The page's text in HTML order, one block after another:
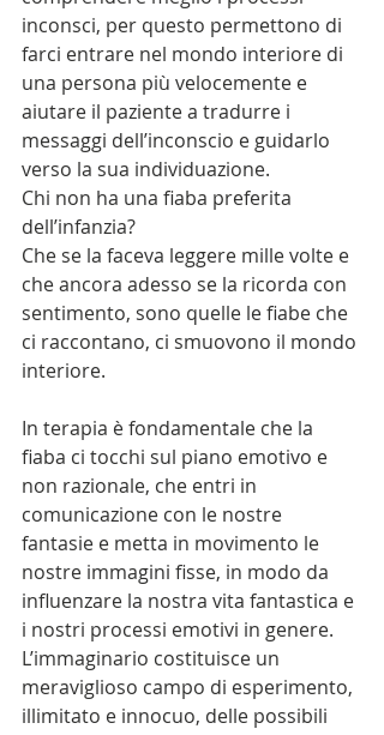
inconsci, per questo permettono di
farci entrare nel mondo interiore di
una persona più velocemente e
aiutare il paziente a tradurre i
messaggi dell’inconscio e guidarlo
verso la sua individuazione.
Chi non ha una fiaba preferita
dell’infanzia?
Che se la faceva leggere mille volte e
che ancora adesso se la ricorda con
sentimento, sono quelle le fiabe che
ci raccontano, ci smuovono il mondo
interiore.
In terapia è fondamentale che la
fiaba ci tocchi sul piano emotivo e
non razionale, che entri in
comunicazione con le nostre
fantasie e metta in movimento le
nostre immagini fisse, in modo da
influenzare la nostra vita fantastica e
i nostri processi emotivi in genere.
L’immaginario costituisce un
meraviglioso campo di esperimento,
illimitato e innocuo, delle possibili